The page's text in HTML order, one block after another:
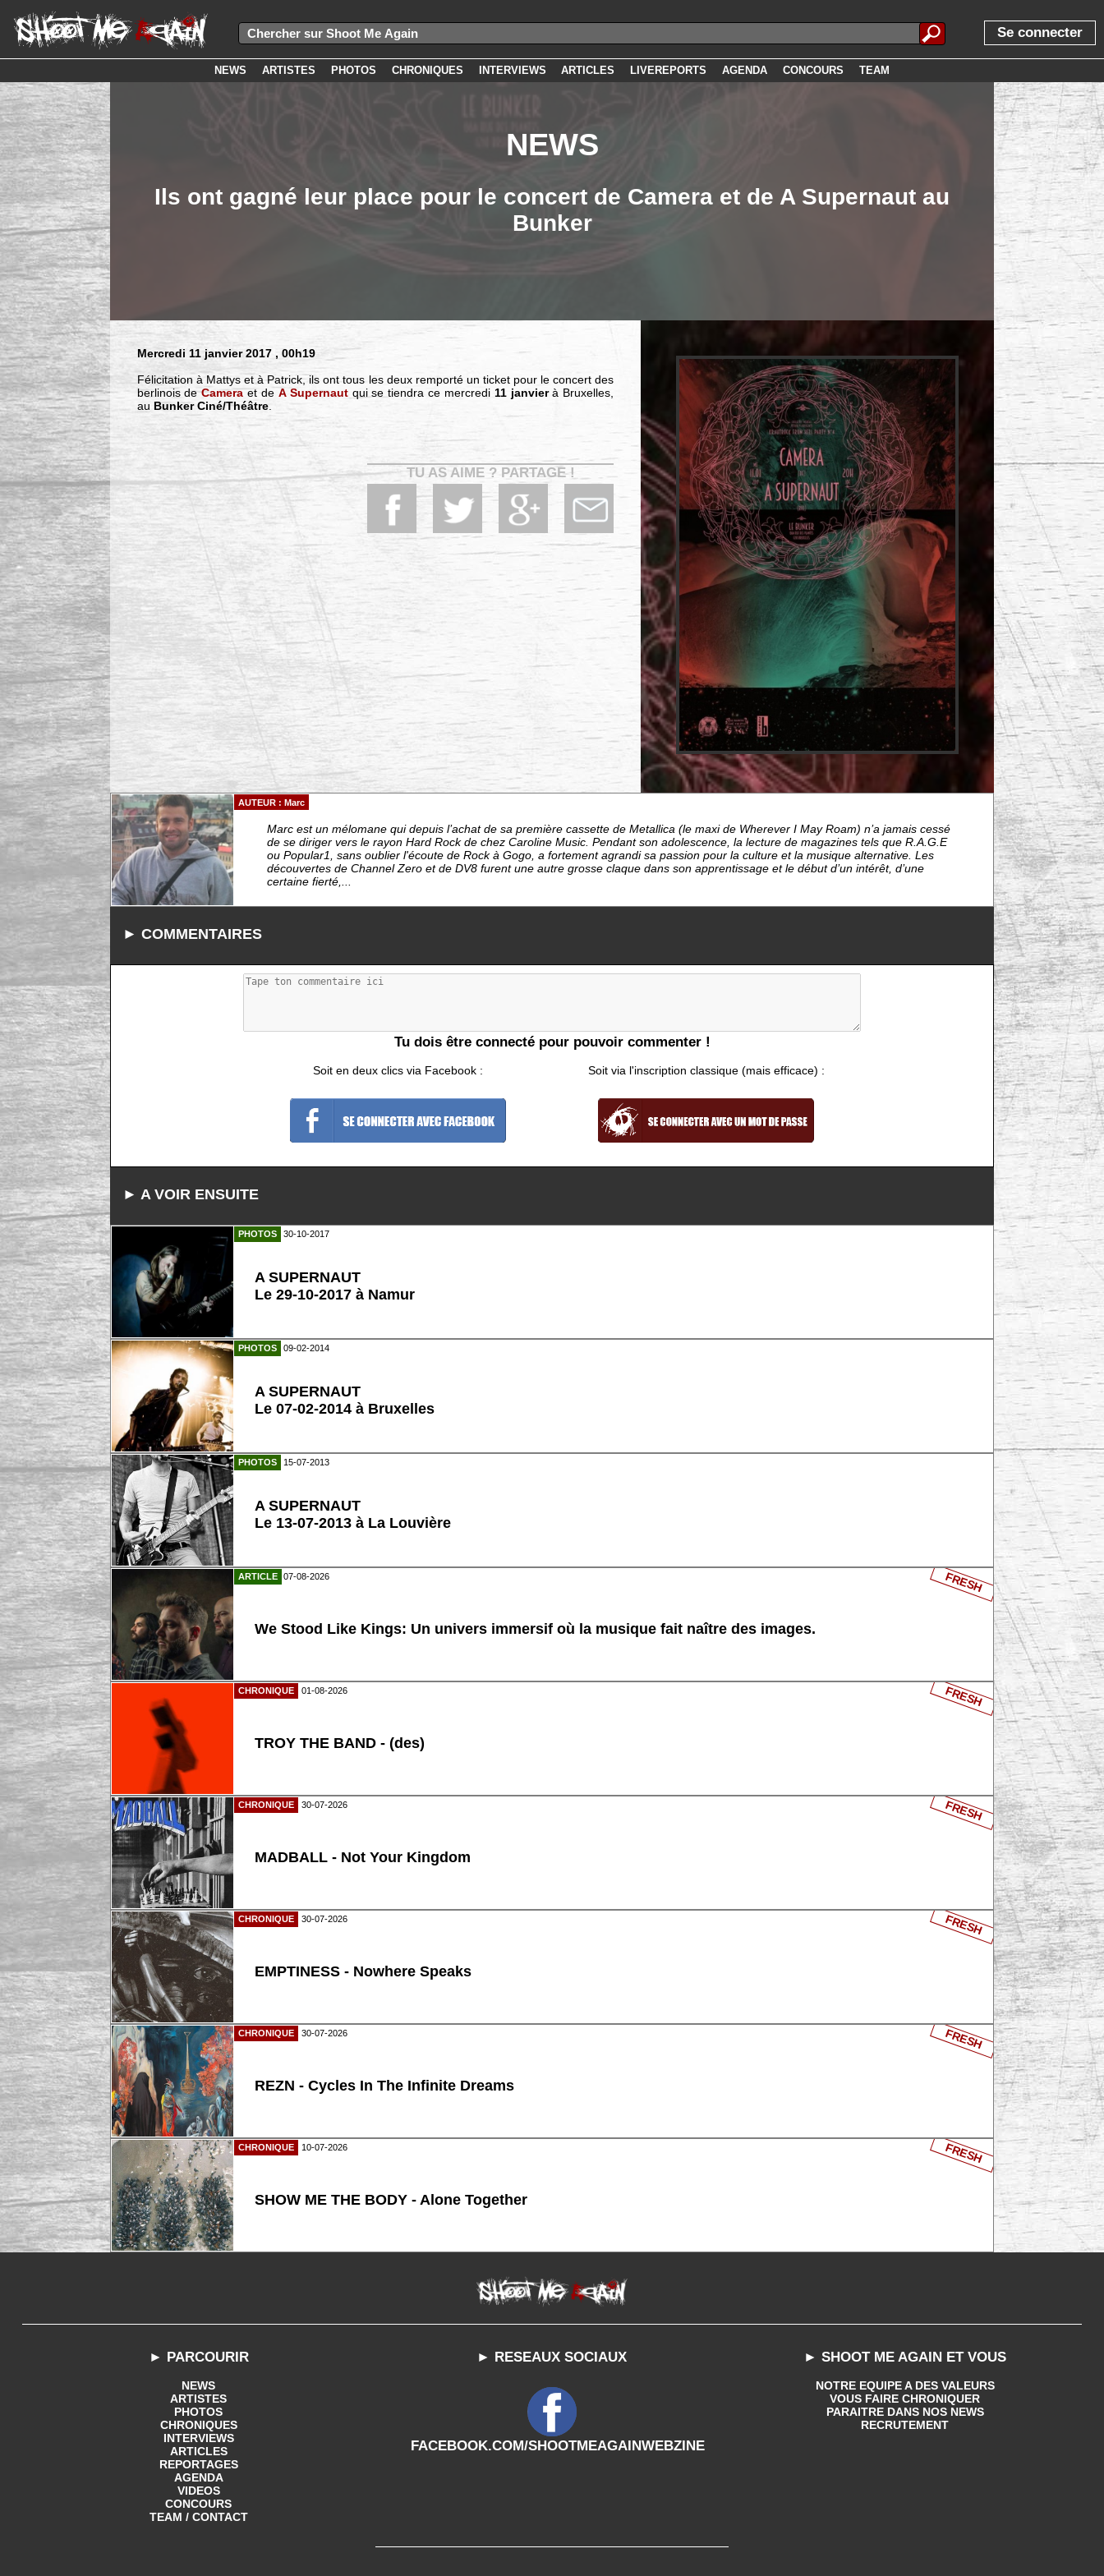
Se connecter
NEWS ARTISTES PHOTOS CHRONIQUES INTERVIEWS ARTICLES LIVEREPORTS AGENDA CONCOURS TEAM
NEWS
Ils ont gagné leur place pour le concert de Camera et de A Supernaut au
Bunker
Mercredi 11 janvier 2017 , 00h19
Félicitation à Mattys et à Patrick, ils ont tous les deux remporté un ticket pour le concert des
berlinois deCameraet de A Supernaut qui se tiendra ce mercredi 11 janvierà Bruxelles,
au Bunker Ciné/Théâtre.
TU AS AIME ? PARTAGE !
AUTEUR : Marc
Marc est un mélomane qui depuis l’achat de sa première cassette de Metallica (le maxi de Wherever I May Roam) n’a jamais cessé
de se diriger vers le rayon Hard Rock de chez Caroline Music. Pendant son adolescence, la lecture de magazines tels que R.A.G.E
ou Popular1, sans oublier l'écoute de Rock à Gogo, a fortement agrandi sa passion pour la culture et la musique alternative. Les
découvertes de Channel Zero et de DV8 furent une autre grosse claque dans son apprentissage et le début d’un intérêt, d’une
certaine fierté,...
► COMMENTAIRES
Tu dois être connecté pour pouvoir commenter !
Soit en deux clics via Facebook : Soit via l'inscription classique (mais efficace) :
► A VOIR ENSUITE
PHOTOS 30-10-2017
A SUPERNAUT
Le 29-10-2017 à Namur
PHOTOS 09-02-2014
A SUPERNAUT
Le 07-02-2014 à Bruxelles
PHOTOS 15-07-2013
A SUPERNAUT
Le 13-07-2013 à La Louvière
ARTICLE 07-08-2026
We Stood Like Kings: Un univers immersif où la musique fait naître des images.
FRESH
CHRONIQUE 01-08-2026
TROY THE BAND - (des)
FRESH
CHRONIQUE 30-07-2026
MADBALL - Not Your Kingdom
FRESH
CHRONIQUE 30-07-2026
EMPTINESS - Nowhere Speaks
FRESH
CHRONIQUE 30-07-2026
REZN - Cycles In The Infinite Dreams
FRESH
CHRONIQUE 10-07-2026
SHOW ME THE BODY - Alone Together
FRESH
► PARCOURIR
NEWS
ARTISTES
PHOTOS
CHRONIQUES
INTERVIEWS
ARTICLES
REPORTAGES
AGENDA
VIDEOS
CONCOURS
TEAM / CONTACT
► RESEAUX SOCIAUX
FACEBOOK.COM/SHOOTMEAGAINWEBZINE
► SHOOT ME AGAIN ET VOUS
NOTRE EQUIPE A DES VALEURS
VOUS FAIRE CHRONIQUER
PARAITRE DANS NOS NEWS
RECRUTEMENT